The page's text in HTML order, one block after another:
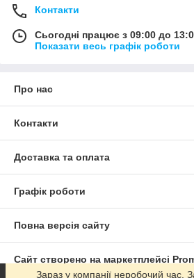
Контакти
Сьогодні працює з 09:00 до
Показати весь графік роботи
Про нас
Контакти
Доставка та оплата
Графік роботи
Повна версія сайту
Сайт створено на маркетплейсі
Зараз у компанії неробочий час.